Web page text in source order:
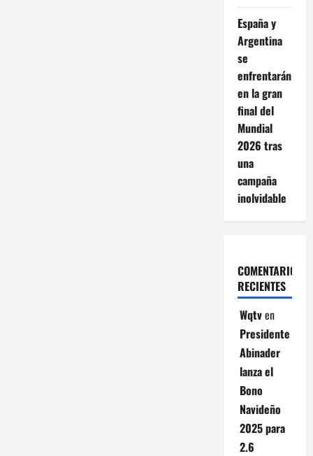
España y
Argentina
se
enfrentarán
en la gran
final del
Mundial
2026 tras
una
campaña
inolvidable
COMENTARIOS
RECIENTES
Wqtven
Presidente
Abinader
lanza el
Bono
Navideño
2025 para
2.6